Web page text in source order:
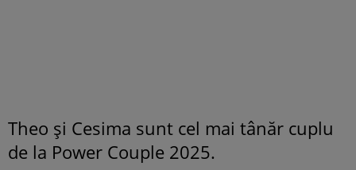
Theo și Cesima sunt cel mai tânăr cuplu
de la Power Couple 2025.